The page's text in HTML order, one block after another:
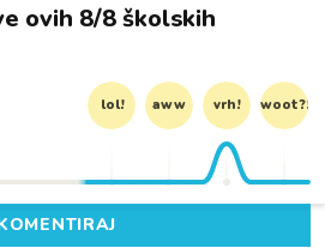
ovih 8/8 školskih
lol! aww vrh! woot?!